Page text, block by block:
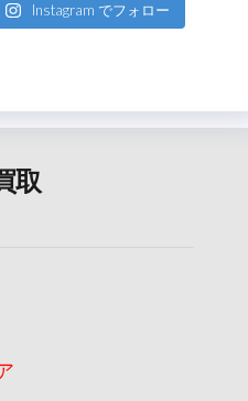
Instagram でフォロー
取